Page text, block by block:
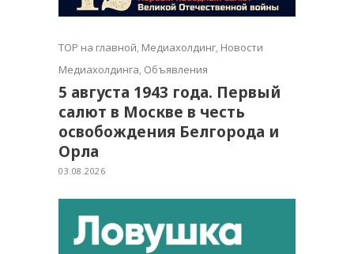
TOP на главной, Медиахолдинг, Новости
Медиахолдинга, Объявления
5 августа 1943 года. Первый
салют в Москве в честь
освобождения Белгорода и
Орла
03.08.2026